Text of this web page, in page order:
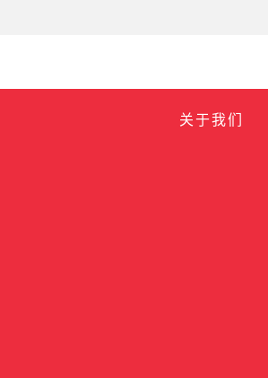
关于我们